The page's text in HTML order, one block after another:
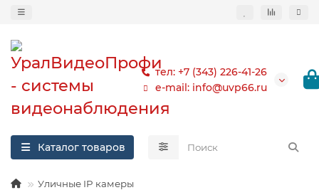
тел: +7 (343) 226-41-26
e-mail: info@uvp66.ru
Каталог товаров
Уличные IP камеры